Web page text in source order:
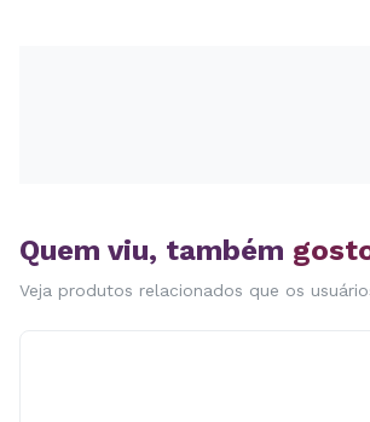
Quem viu, também
Veja produtos relacionados que os